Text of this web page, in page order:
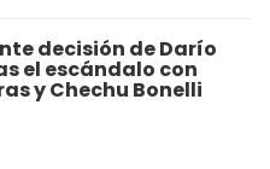
decisión de Darío
el escándalo con
y Chechu Bonelli